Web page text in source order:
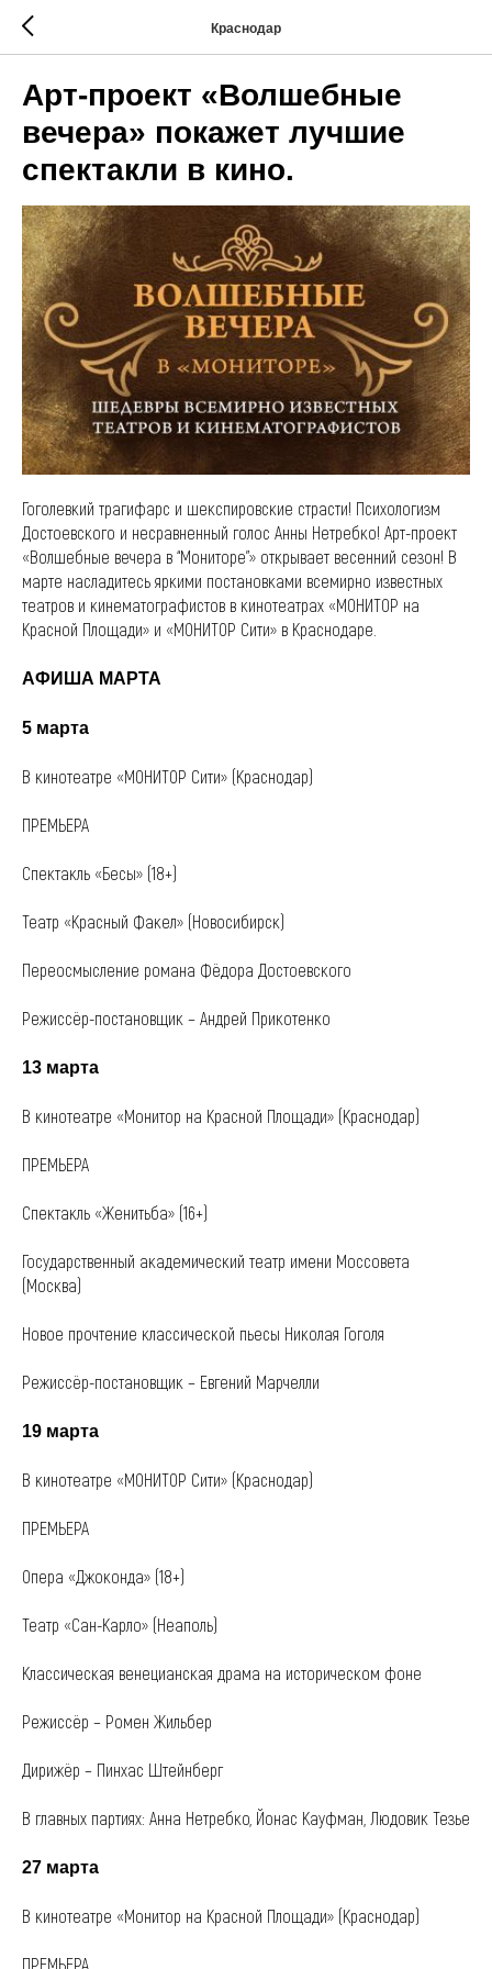
Краснодар
Арт-проект «Волшебные
вечера» покажет лучшие
спектакли в кино.
Гоголевкий трагифарс и шекспировские страсти! Психологизм
Достоевского и несравненный голос Анны Нетребко! Арт-проект
«Волшебные вечера в “Мониторе”» открывает весенний сезон! В
марте насладитесь яркими постановками всемирно известных
театров и кинематографистов в кинотеатрах «МОНИТОР на
Красной Площади» и «МОНИТОР Сити» в Краснодаре.
АФИША МАРТА
5 марта
В кинотеатре «МОНИТОР Сити» (Краснодар)
ПРЕМЬЕРА
Спектакль «Бесы» (18+)
Театр «Красный Факел» (Новосибирск)
Переосмысление романа Фёдора Достоевского
Режиссёр-постановщик – Андрей Прикотенко
13 марта
В кинотеатре «Монитор на Красной Площади» (Краснодар)
ПРЕМЬЕРА
Спектакль «Женитьба» (16+)
Государственный академический театр имени Моссовета
(Москва)
Новое прочтение классической пьесы Николая Гоголя
Режиссёр-постановщик – Евгений Марчелли
19 марта
В кинотеатре «МОНИТОР Сити» (Краснодар)
ПРЕМЬЕРА
Опера «Джоконда» (18+)
Театр «Сан-Карло» (Неаполь)
Классическая венецианская драма на историческом фоне
Режиссёр – Ромен Жильбер
Дирижёр – Пинхас Штейнберг
В главных партиях: Анна Нетребко, Йонас Кауфман, Людовик Тезье
27 марта
В кинотеатре «Монитор на Красной Площади» (Краснодар)
ПРЕМЬЕРА